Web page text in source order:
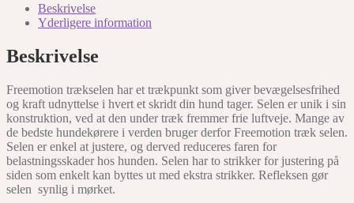
Beskrivelse
Yderligere information
Beskrivelse
Freemotion trækselen har et trækpunkt som giver bevægelsesfrihed
og kraft udnyttelse i hvert et skridt din hund tager. Selen er unik i sin
konstruktion, ved at den under træk fremmer frie luftveje. Mange av
de bedste hundekørere i verden bruger derfor Freemotion træk selen.
Selen er enkel at justere, og derved reduceres faren for
belastningsskader hos hunden. Selen har to strikker for justering på
siden som enkelt kan byttes ut med ekstra strikker. Refleksen gør
selen synlig i mørket.